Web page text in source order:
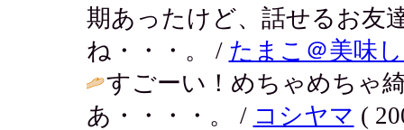
期あったけど、話せるお友
ね・・・。 / たまこ＠美味
すごーい！めちゃめちゃ
あ・・・・。 / コシヤマ (